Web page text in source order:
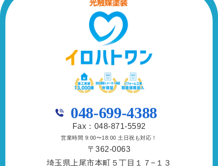
048-699-4388
Fax：048-871-5592
営業時間 9:00〜18:00 土日祝も対応！
〒362-0063
埼玉県上尾市本町５丁目１７−１３